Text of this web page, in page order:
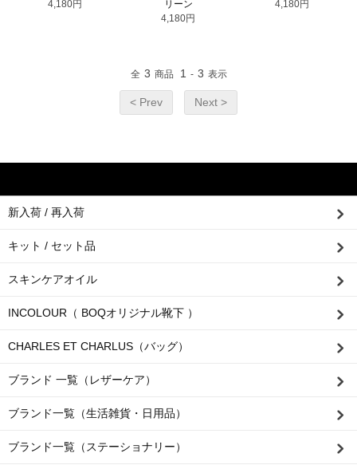
4,180円
リーン
4,180円
4,180円
全 3 商品 1 - 3 表示
< Prev Next >
新入荷 / 再入荷
キット / セット品
スキンケアオイル
INCOLOUR（ BOQオリジナル靴下 ）
CHARLES ET CHARLUS（バッグ）
ブランド 一覧（レザーケア）
ブランド一覧（生活雑貨・日用品）
ブランド一覧（ステーショナリー）